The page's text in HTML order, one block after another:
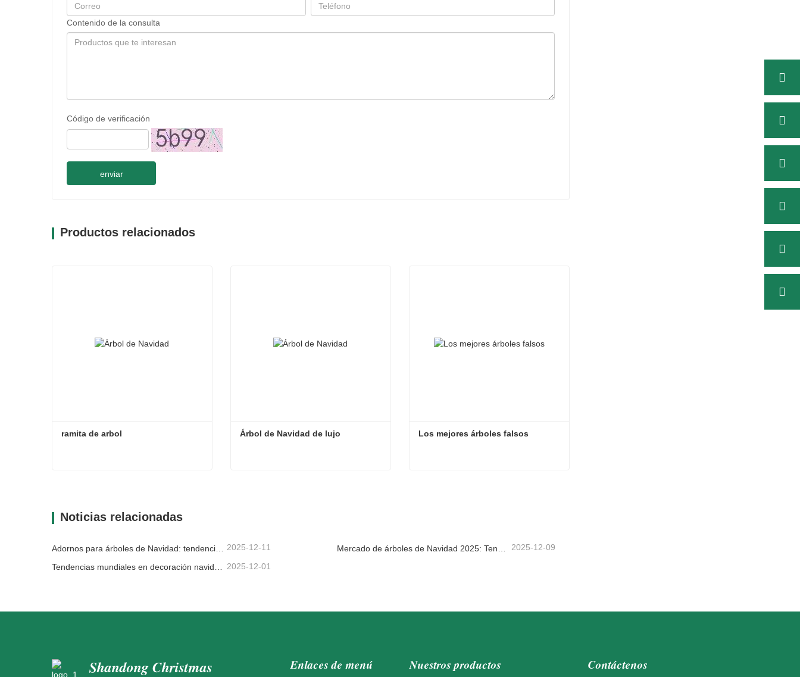
Contenido de la consulta
Código de verificación
enviar
Productos relacionados
ramita de arbol Árbol de Navidad de lujo Los mejores árboles falsos
Noticias relacionadas
2025-12-11 2025-12-09
2025-12-01
Shandong Christmas Enlaces de menú Nuestros productos Contáctenos